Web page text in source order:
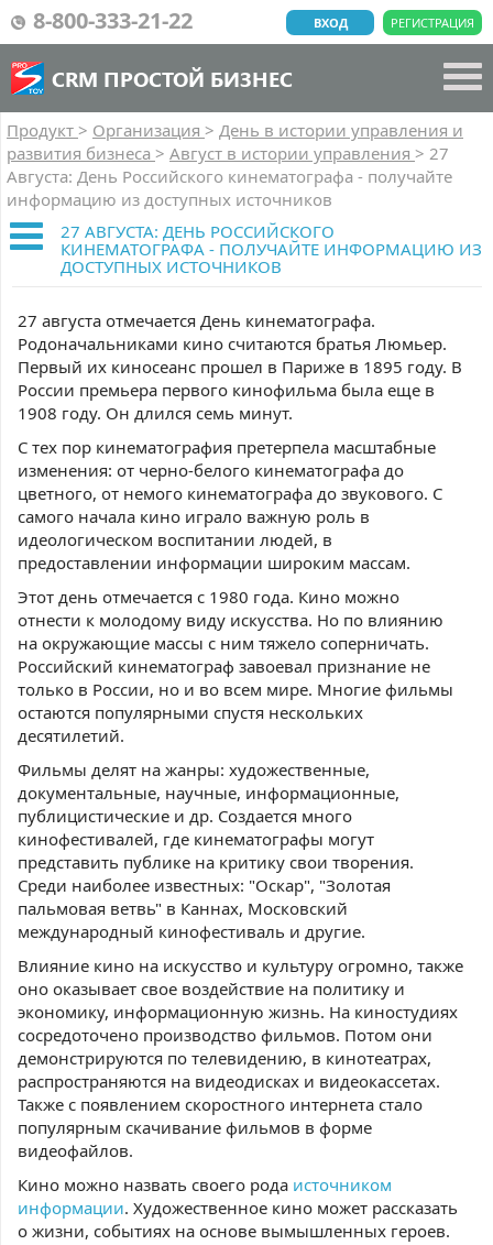
8-800-333-21-22 РЕГИСТРАЦИЯ
ВХОД
CRM ПРОСТОЙ БИЗНЕС
Продукт > Организация > День в истории управления и
развития бизнеса > Август в истории управления > 27
Августа: День Российского кинематографа - получайте
информацию из доступных источников
27 АВГУСТА: ДЕНЬ РОССИЙСКОГО
КИНЕМАТОГРАФА - ПОЛУЧАЙТЕ ИНФОРМАЦИЮ ИЗ
ДОСТУПНЫХ ИСТОЧНИКОВ
27 августа отмечается День кинематографа.
Родоначальниками кино считаются братья Люмьер.
Первый их киносеанс прошел в Париже в 1895 году. В
России премьера первого кинофильма была еще в
1908 году. Он длился семь минут.
С тех пор кинематография претерпела масштабные
изменения: от черно-белого кинематографа до
цветного, от немого кинематографа до звукового. С
самого начала кино играло важную роль в
идеологическом воспитании людей, в
предоставлении информации широким массам.
Этот день отмечается с 1980 года. Кино можно
отнести к молодому виду искусства. Но по влиянию
на окружающие массы с ним тяжело соперничать.
Российский кинематограф завоевал признание не
только в России, но и во всем мире. Многие фильмы
остаются популярными спустя нескольких
десятилетий.
Фильмы делят на жанры: художественные,
документальные, научные, информационные,
публицистические и др. Создается много
кинофестивалей, где кинематографы могут
представить публике на критику свои творения.
Среди наиболее известных: "Оскар", "Золотая
пальмовая ветвь" в Каннах, Московский
международный кинофестиваль и другие.
Влияние кино на искусство и культуру огромно, также
оно оказывает свое воздействие на политику и
экономику, информационную жизнь. На киностудиях
сосредоточено производство фильмов. Потом они
демонстрируются по телевидению, в кинотеатрах,
распространяются на видеодисках и видеокассетах.
Также с появлением скоростного интернета стало
популярным скачивание фильмов в форме
видеофайлов.
Кино можно назвать своего рода источником
информации. Художественное кино может рассказать
о жизни, событиях на основе вымышленных героев.